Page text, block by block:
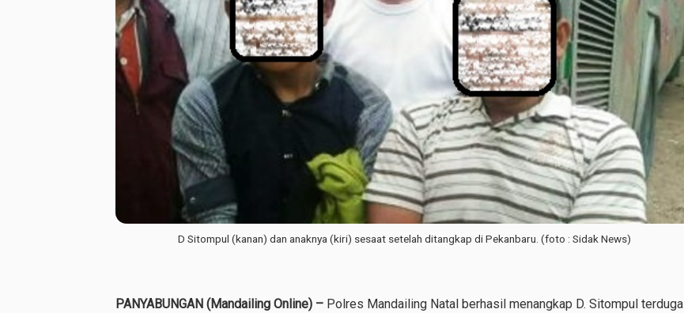
D Sitompul (kanan) dan anaknya (kiri) sesaat setelah ditangkap di Pekanbaru. (foto : Sidak News)
PANYABUNGAN (Mandailing Online) – Polres Mandailing Natal berhasil menangkap D. Sitompul terduga